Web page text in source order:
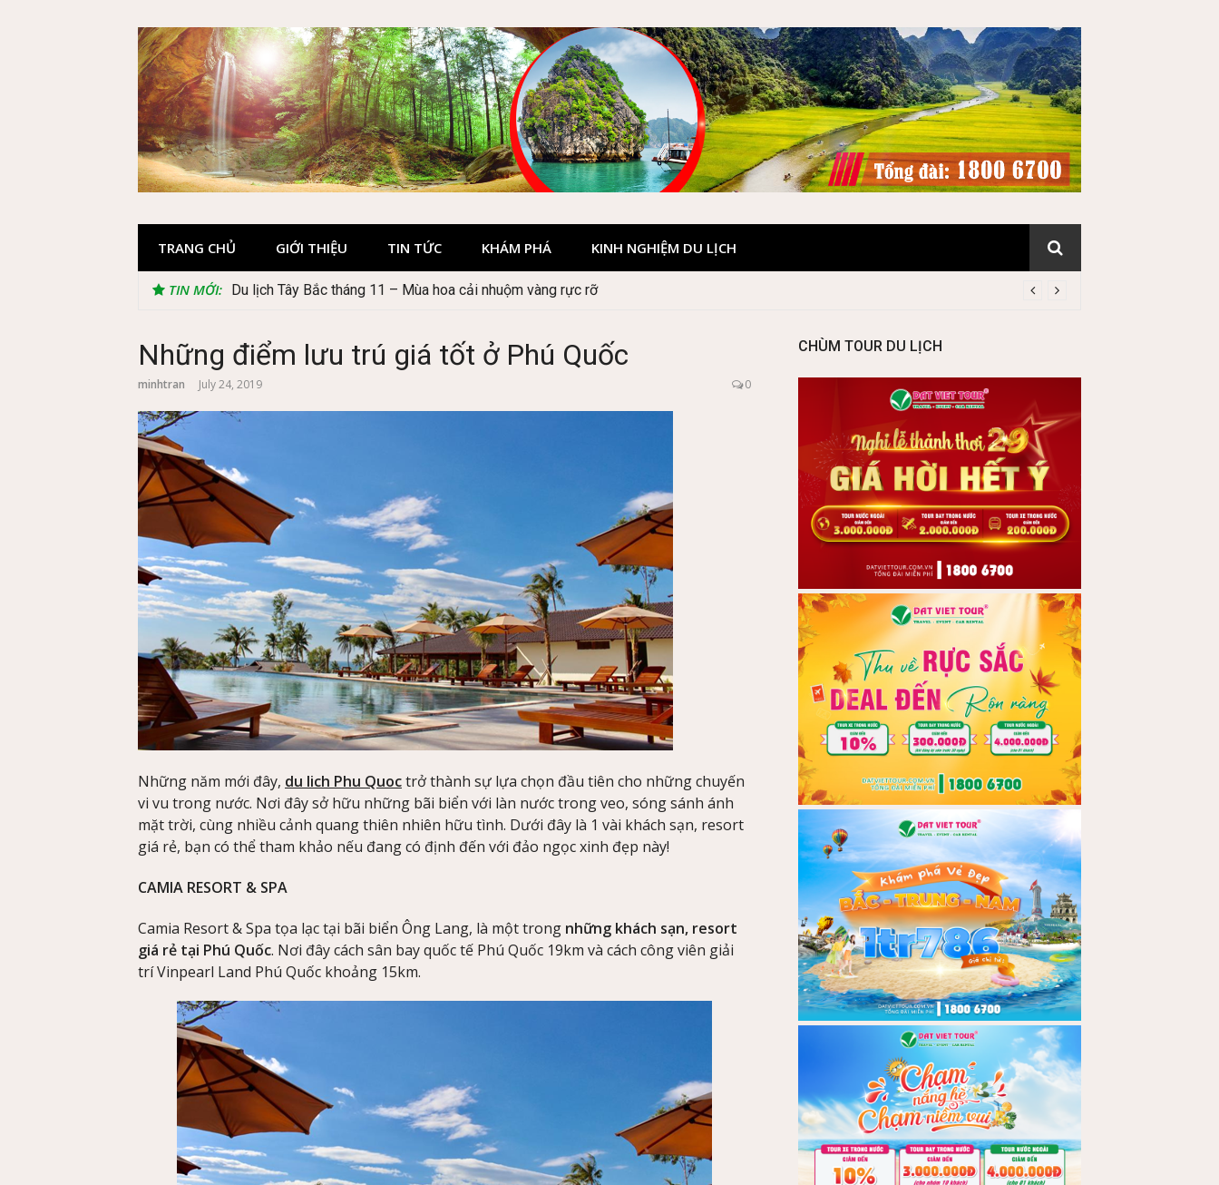
TRANG CHỦ GIỚI THIỆU TIN TỨC KHÁM PHÁ KINH NGHIỆM DU LỊCH
TIN MỚI: Lễ 2/9 đi Phú Quốc: Nên đi tour hay tự túc tiết kiệm hơn
Những điểm lưu trú giá tốt ở Phú Quốc
minhtran July 24, 2019 0
Những năm mới đây, du lich Phu Quoctrở thành sự lựa chọn đầu tiên cho những chuyến
vi vu trong nước. Nơi đây sở hữu những bãi biển với làn nước trong veo, sóng sánh ánh
mặt trời, cùng nhiều cảnh quang thiên nhiên hữu tình. Dưới đây là 1 vài khách sạn, resort
giá rẻ, bạn có thể tham khảo nếu đang có định đến với đảo ngọc xinh đẹp này!
CAMIA RESORT & SPA
Camia Resort & Spa tọa lạc tại bãi biển Ông Lang, là một trong những khách sạn, resort
giá rẻ tại Phú Quốc. Nơi đây cách sân bay quốc tế Phú Quốc 19km và cách công viên giải
trí Vinpearl Land Phú Quốc khoảng 15km.
CHÙM TOUR DU LỊCH